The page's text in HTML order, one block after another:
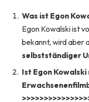
Was ist Egon
Egon Kowalski ist
bekannt, wird aber
selbstständiger
Ist Egon Kowalski